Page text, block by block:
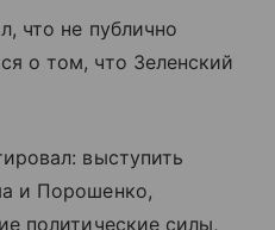
что не публично
о том, что Зеленский
выступить
и Порошенко,
политические силы,